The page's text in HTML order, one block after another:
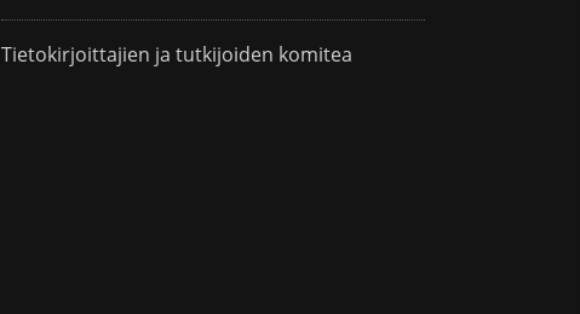
Tietokirjoittajien ja tutkijoiden komitea